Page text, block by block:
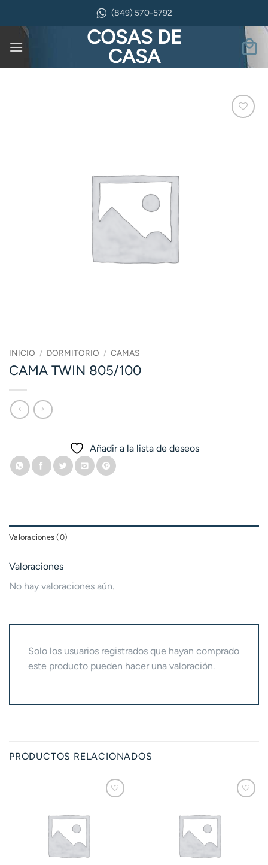
contenido
(849) 570-5792
COSAS DE
CASA
INICIO / DORMITORIO / CAMAS
CAMA TWIN 805/100
Añadir a la lista de deseos
Valoraciones (0)
Valoraciones
No hay valoraciones aún.
Solo los usuarios registrados que hayan comprado
este producto pueden hacer una valoración.
PRODUCTOS RELACIONADOS